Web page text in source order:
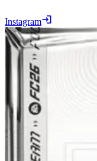
Instagram